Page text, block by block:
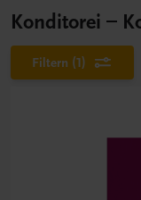
Konditorei –
Filtern (1)